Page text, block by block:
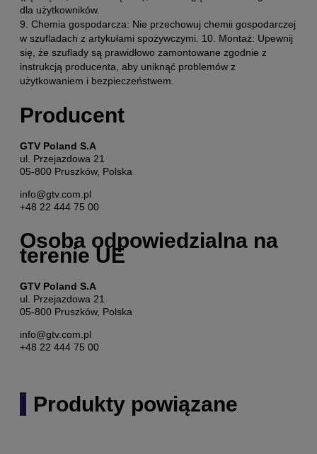
dla użytkowników.
9. Chemia gospodarcza: Nie przechowuj chemii gospodarczej
w szufladach z artykułami spożywczymi. 10. Montaż: Upewnij
się, że szuflady są prawidłowo zamontowane zgodnie z
instrukcją producenta, aby uniknąć problemów z
użytkowaniem i bezpieczeństwem.
Producent
GTV Poland S.A
ul. Przejazdowa 21
05-800 Pruszków, Polska
info@gtv.com.pl
+48 22 444 75 00
Osoba odpowiedzialna na
terenie UE
GTV Poland S.A
ul. Przejazdowa 21
05-800 Pruszków, Polska
info@gtv.com.pl
+48 22 444 75 00
Produkty powiązane